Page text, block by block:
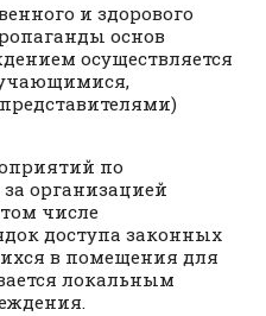
и здорового
основ
осуществляется
по
организацией
числе
доступа законных
в помещения для
локальным